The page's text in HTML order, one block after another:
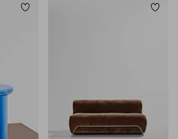
Zu Favoriten hinzufügen Zu